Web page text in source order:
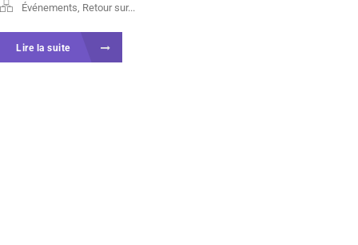
Événements Retour sur...
Lire la suite